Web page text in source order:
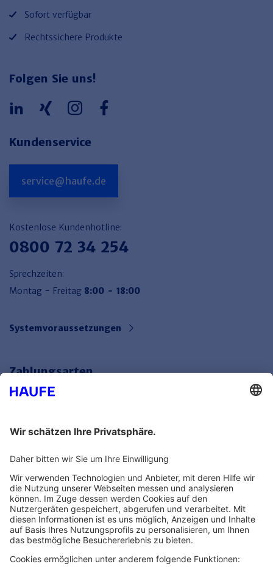
Sofort verfügbar
Rechtssichere Produkte
Folgen Sie uns!
Kundenservice
service@haufe.de
Kostenlose Kundenhotline:
0800 72 34 254
Sprechzeiten:
Montag - Freitag 8:00 - 18:00
Systemvoraussetzungen
Zahlungsarten